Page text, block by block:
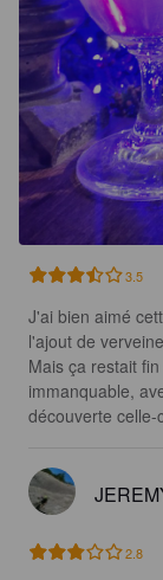
3.5
J'ai bien aimé
l'ajout de
Mais ça restait
immanquable,
découverte celle-
2.8